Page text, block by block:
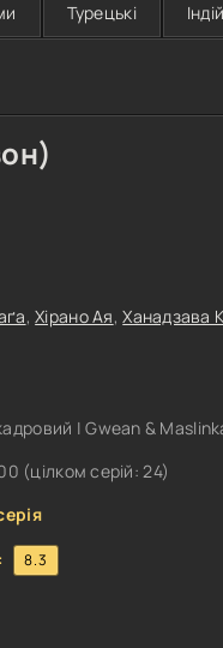
Турецькі
,Хірано Ая,Ханадзава
| Gwean &
(цілком серій: 24)
8.3